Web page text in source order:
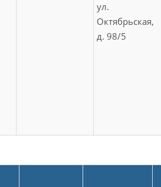
ул.
Октябрьская,
д. 98/5